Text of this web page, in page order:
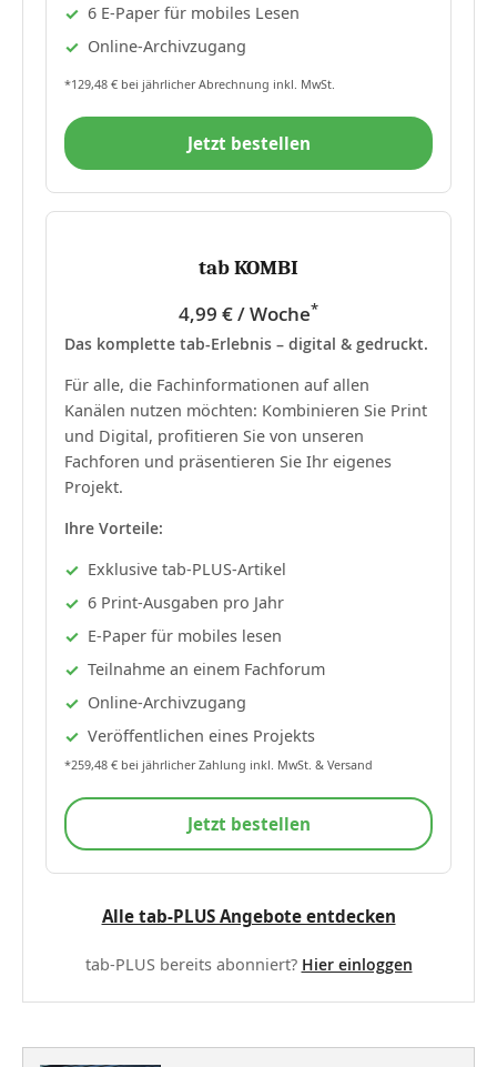
6 E-Paper für mobiles Lesen
Online-Archivzugang
*129,48 € bei jährlicher Abrechnung inkl. MwSt.
Jetzt bestellen
tab KOMBI
4,99 € / Woche*
Das komplette tab-Erlebnis – digital & gedruckt.
Für alle, die Fachinformationen auf allen
Kanälen nutzen möchten: Kombinieren Sie Print
und Digital, profitieren Sie von unseren
Fachforen und präsentieren Sie Ihr eigenes
Projekt.
Ihre Vorteile:
Exklusive tab-PLUS-Artikel
6 Print-Ausgaben pro Jahr
E-Paper für mobiles lesen
Teilnahme an einem Fachforum
Online-Archivzugang
Veröffentlichen eines Projekts
*259,48 € bei jährlicher Zahlung inkl. MwSt. & Versand
Jetzt bestellen
Alle tab-PLUS Angebote entdecken
tab-PLUS bereits abonniert? Hier einloggen